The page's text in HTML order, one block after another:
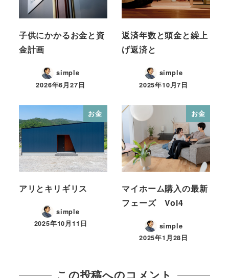
子供にかかるお金と資
金計画
simple
2026年6月27日
返済年数と頭金と繰上
げ返済と
simple
2025年10月7日
お金
アリとキリギリス
simple
2025年10月11日
お金
マイホーム購入の最新
フェーズ Vol4
simple
2025年1月28日
この投稿へのコメント